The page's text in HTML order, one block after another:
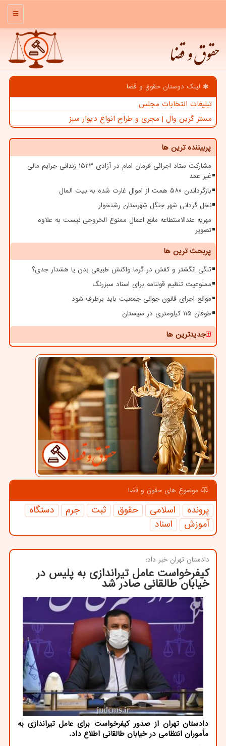
منو
حقوق و قضا
لینک دوستان حقوق و قضا
تبلیغات انتخابات مجلس
مستر گرین وال | مجری و طراح انواع دیوار سبز
پربیننده ترین ها
مشارکت ستاد اجرائی فرمان امام در آزادی ۱۵۲۳ زندانی جرایم مالی
غیر عمد
بازگرداندن ۵۸۰ همت از اموال غارت شده به بیت المال
نخل گردانی شهر جنگل شهرستان رشتخوار
مهریه عندالاستطاعه مانع اعمال ممنوع الخروجی نیست به علاوه
تصویر
پربحث ترین ها
تنگی انگشتر و کفش در گرما واکنش طبیعی بدن یا هشدار جدی؟
ممنوعیت تنظیم قولنامه برای اسناد سبزرنگ
موانع اجرای قانون جوانی جمعیت باید برطرف شود
طوفان ۱۱۵ کیلومتری در سیستان
جدیدترین ها
موضوع های حقوق و قضا
پرونده اسلامی حقوق ثبت جرم
دستگاه
آموزش
اسناد
دادستان تهران خبر داد؛
کیفرخواست عامل تیراندازی به پلیس در
خیابان طالقانی صادر شد
دادستان تهران از صدور کیفرخواست برای عامل تیراندازی به
مأموران انتظامی در خیابان طالقانی اطلاع داد.